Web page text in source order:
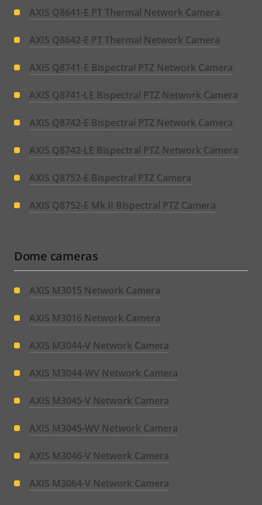
AXIS Q8641-E PT Thermal Network Camera
AXIS Q8642-E PT Thermal Network Camera
AXIS Q8741-E Bispectral PTZ Network Camera
AXIS Q8741-LE Bispectral PTZ Network Camera
AXIS Q8742-E Bispectral PTZ Network Camera
AXIS Q8742-LE Bispectral PTZ Network Camera
AXIS Q8752-E Bispectral PTZ Camera
AXIS Q8752-E Mk II Bispectral PTZ Camera
Dome cameras
AXIS M3015 Network Camera
AXIS M3016 Network Camera
AXIS M3044-V Network Camera
AXIS M3044-WV Network Camera
AXIS M3045-V Network Camera
AXIS M3045-WV Network Camera
AXIS M3046-V Network Camera
AXIS M3064-V Network Camera